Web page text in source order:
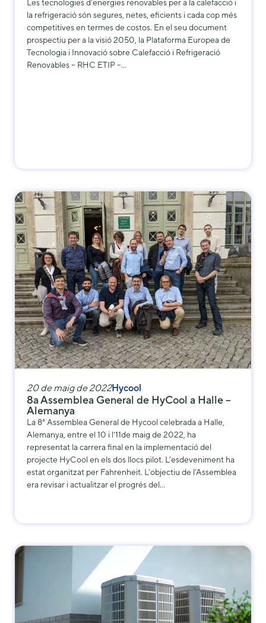
Les tecnologies d’energies renovables per a la calefacció i
la refrigeració són segures, netes, eficients i cada cop més
competitives en termes de costos. En el seu document
prospectiu per a la visió 2050, la Plataforma Europea de
Tecnologia i Innovació sobre Calefacció i Refrigeració
Renovables – RHC ETIP –…
20 de maig de 2022Hycool
8a Assemblea General de HyCool a Halle –
Alemanya
La 8ª Assemblea General de Hycool celebrada a Halle,
Alemanya, entre el 10 i l‘11de maig de 2022, ha
representat la carrera final en la implementació del
projecte HyCool en els dos llocs pilot. L’esdeveniment ha
estat organitzat per Fahrenheit. L’objectiu de l’Assemblea
era revisar i actualitzar el progrés del…